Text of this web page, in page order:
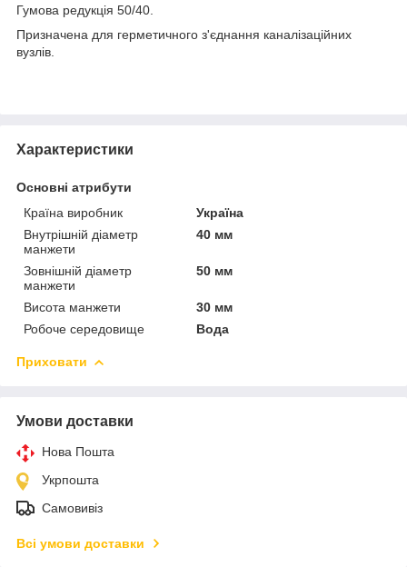
Гумова редукція 50/40.
Призначена для герметичного з'єднання каналізаційних
вузлів.
Характеристики
Основні атрибути
Країна виробник
Україна
Внутрішній діаметр
манжети
40 мм
Зовнішній діаметр
манжети
50 мм
Висота манжети
30 мм
Робоче середовище
Вода
Приховати
Умови доставки
Нова Пошта
Укрпошта
Самовивіз
Всі умови доставки